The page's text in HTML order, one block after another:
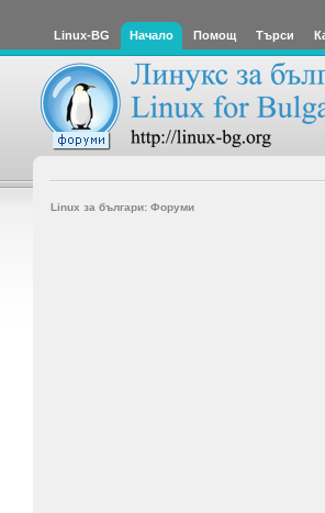
Linux-BG Начало Помощ Търси
Linux за българи: Форуми